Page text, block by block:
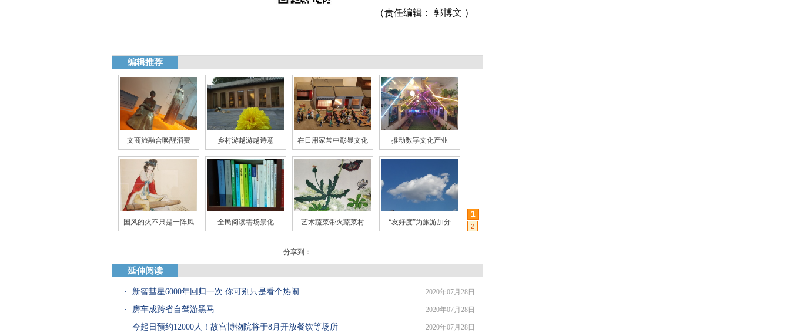
（责任编辑： 郭博文 ）
编辑推荐
文商旅融合唤醒消费 乡村游越游越诗意 在日用家常中彰显文化 推动数字文化产业
国风的火不只是一阵风 全民阅读需场景化 艺术蔬菜带火蔬菜村 “友好度”为旅游加分
1
2
分享到：
延伸阅读
· 新智彗星6000年回归一次 你可别只是看个热闹 2020年07月28日
· 房车成跨省自驾游黑马 2020年07月28日
· 今起日预约12000人！故宫博物院将于8月开放餐饮等场所 2020年07月28日